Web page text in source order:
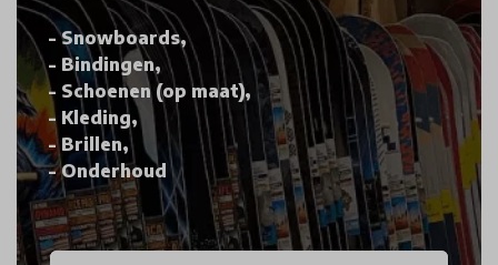
Snowboards,
Bindingen,
Schoenen (op maat),
Kleding,
Brillen,
Onderhoud